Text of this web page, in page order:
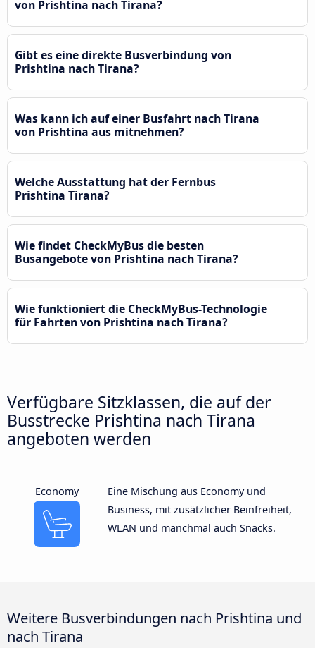
von Prishtina nach Tirana?
Gibt es eine direkte Busverbindung von
Prishtina nach Tirana?
Was kann ich auf einer Busfahrt nach Tirana
von Prishtina aus mitnehmen?
Welche Ausstattung hat der Fernbus
Prishtina Tirana?
Wie findet CheckMyBus die besten
Busangebote von Prishtina nach Tirana?
Wie funktioniert die CheckMyBus-Technologie
für Fahrten von Prishtina nach Tirana?
Verfügbare Sitzklassen, die auf der
Busstrecke Prishtina nach Tirana
angeboten werden
Economy
Eine Mischung aus Economy und
Business, mit zusätzlicher Beinfreiheit,
WLAN und manchmal auch Snacks.
Weitere Busverbindungen nach Prishtina und
nach Tirana